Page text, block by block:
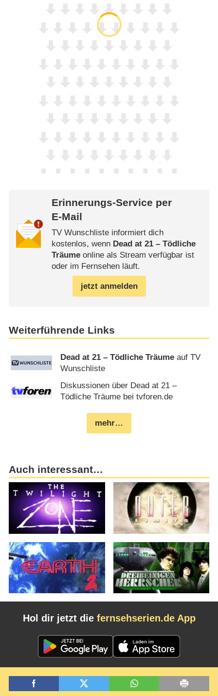
Erinnerungs-Service per
E-Mail
TV Wunschliste informiert dich
kostenlos, wenn Dead at 21 – Tödliche
Träumeonline als Stream verfügbar ist
oder im Fernsehen läuft.
jetzt anmelden
Weiterführende Links
Dead at 21 – Tödliche Träume auf TV
Wunschliste
Diskussionen über Dead at 21 –
Tödliche Träume bei tvforen.de
mehr…
Auch interessant…
Hol dir jetzt die fernsehserien.de App